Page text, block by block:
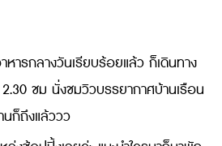
หารกลางวันเรียบร้อยแล้ว ก็เดินทาง
ชม นั่งชมวิวบรรยากาศบ้านเรือน
นก็ถึงแล้ววว